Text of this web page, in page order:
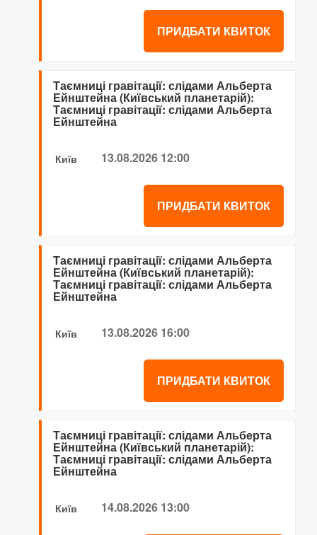
ПРИДБАТИ КВИТОК
Таємниці гравітації: слідами Альберта
Ейнштейна (Київський планетарій):
Таємниці гравітації: слідами Альберта
Ейнштейна
Київ 13.08.2026 12:00
ПРИДБАТИ КВИТОК
Таємниці гравітації: слідами Альберта
Ейнштейна (Київський планетарій):
Таємниці гравітації: слідами Альберта
Ейнштейна
Київ 13.08.2026 16:00
ПРИДБАТИ КВИТОК
Таємниці гравітації: слідами Альберта
Ейнштейна (Київський планетарій):
Таємниці гравітації: слідами Альберта
Ейнштейна
Київ 14.08.2026 13:00